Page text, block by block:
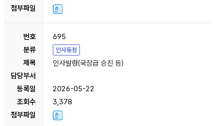
695
인사동정
인사발령(국장급 승진 등)
2026-05-22
3,378